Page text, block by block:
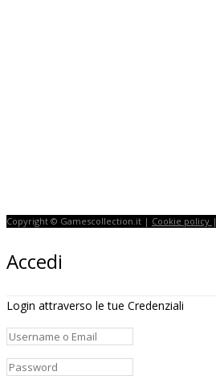
Copyright © Gamescollection.it | Cookie policy |
Accedi
Login attraverso le tue Credenziali